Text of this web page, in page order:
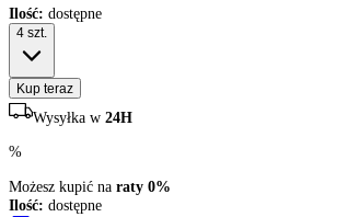
1883zł/szt.
Darmowa dostawa